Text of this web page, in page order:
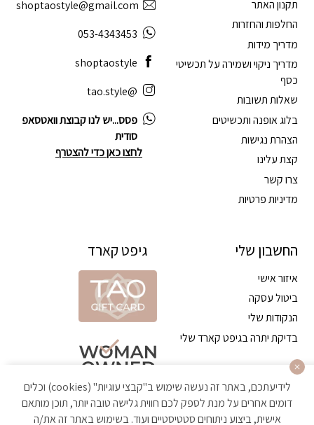
תקנון האתר
החלפות והחזרות
מדריך מידות
מדריך ניקוי ושמירה על תכשיטי
כסף
שאלות תשובות
בלוג אופנה ותכשיטים
הצהרת נגישות
קצת עלינו
צרו קשר
מדיניות פרטיות
החשבון שלי
איזור אישי
ביטול עסקה
הנקודות שלי
בדיקת יתרה בגיפט קארד שלי
shoptaostyle@gmail.com
053-4343453
shoptaostyle
@tao.style
פסס...יש לנו קבוצת וואטסאפ
סודית
לחצו כאן כדי להצטרף
גיפט קארד
לידיעתכם, באתר זה נעשה שימוש ב"קבצי עוגיות" (cookies) וכלים
דומים אחרים על מנת לספק לכם חווית גלישה טובה יותר, תוכן מותאם
אישית, ביצוע ניתוחים סטטיסטיים ועוד. בשימוש באתר זה את/ה